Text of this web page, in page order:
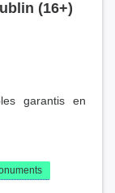
(16+)
garantis en